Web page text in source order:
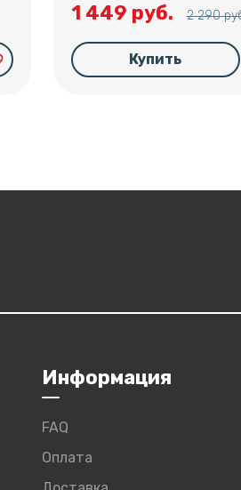
1 449 руб. 2 290
Купить
Информация
FAQ
Оплата